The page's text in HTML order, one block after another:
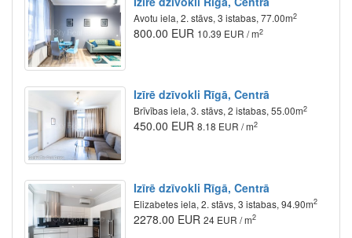
Avotu iela, 2. stāvs, 3 istabas, 77.00m2
800.00 EUR 10.39 EUR / m2
Izīrē dzīvokli Rīgā, Centrā
Brīvības iela, 3. stāvs, 2 istabas, 55.00m2
450.00 EUR 8.18 EUR / m2
Izīrē dzīvokli Rīgā, Centrā
Elizabetes iela, 2. stāvs, 3 istabas, 94.90m2
2278.00 EUR 24 EUR / m2